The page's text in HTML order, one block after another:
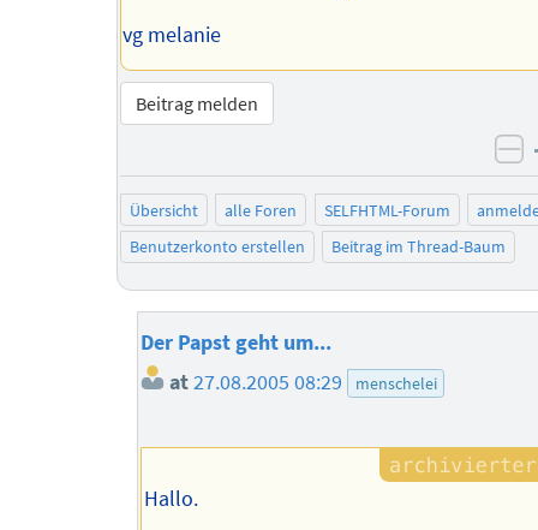
vg melanie
Beitrag melden
Übersicht alle Foren SELFHTML-Forum
Benutzerkonto erstellen
Beitrag im Thread-Baum
Der Papst geht um...
at27.08.2005 08:29 menschelei
Hallo.